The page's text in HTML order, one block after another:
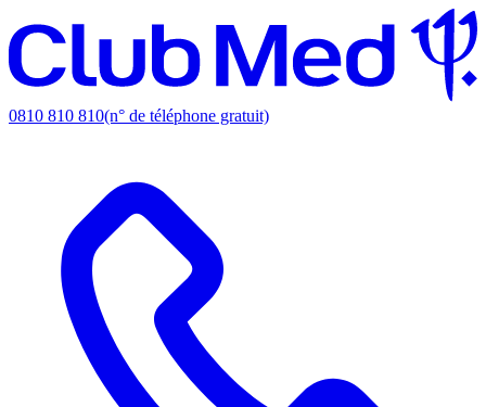
0810 810 810(n° de téléphone gratuit)